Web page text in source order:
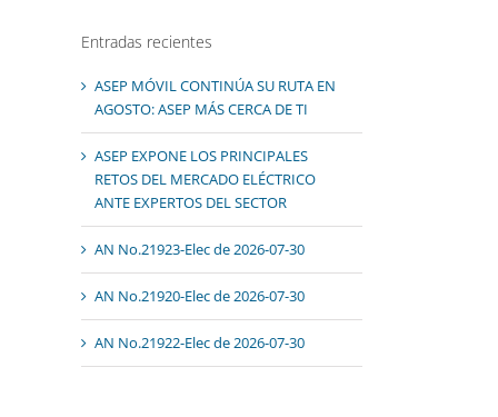
Entradas recientes
ASEP MÓVIL CONTINÚA SU RUTA EN
AGOSTO: ASEP MÁS CERCA DE TI
ASEP EXPONE LOS PRINCIPALES
RETOS DEL MERCADO ELÉCTRICO
ANTE EXPERTOS DEL SECTOR
AN No.21923-Elec de 2026-07-30
AN No.21920-Elec de 2026-07-30
AN No.21922-Elec de 2026-07-30